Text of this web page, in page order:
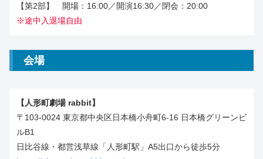
【第2部】 開場：16:00／開演16:30／閉会：20:00
※途中入退場自由
会場
【人形町劇場 rabbit】
〒103-0024 東京都中央区日本橋小舟町6-16 日本橋グリーンビ
ルB1
日比谷線・都営浅草線「人形町駅」A5出口から徒歩5分